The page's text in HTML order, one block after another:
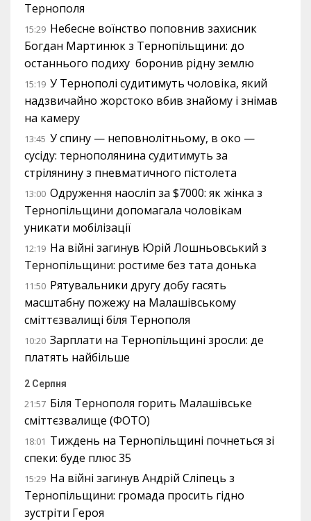
Тернополя
15:29 Небесне воїнство поповнив захисник
Богдан Мартинюк з Тернопільщини: до
останнього подиху боронив рідну землю
15:19 У Тернополі судитимуть чоловіка, який
надзвичайно жорстоко вбив знайому і знімав
на камеру
13:45 У спину — неповнолітньому, в око —
сусіду: тернополянина судитимуть за
стрілянину з пневматичного пістолета
13:00 Одруження наосліп за $7000: як жінка з
Тернопільщини допомагала чоловікам
уникати мобілізації
12:19 На війні загинув Юрій Лошньовський з
Тернопільщини: ростиме без тата донька
11:50 Рятувальники другу добу гасять
масштабну пожежу на Малашівському
сміттєзвалищі біля Тернополя
10:20 Зарплати на Тернопільщині зросли: де
платять найбільше
2 Серпня
21:57 Біля Тернополя горить Малашівське
сміттєзвалище (ФОТО)
18:01 Тиждень на Тернопільщині почнеться зі
спеки: буде плюс 35
15:29 На війні загинув Андрій Сліпець з
Тернопільщини: громада просить гідно
зустріти Героя